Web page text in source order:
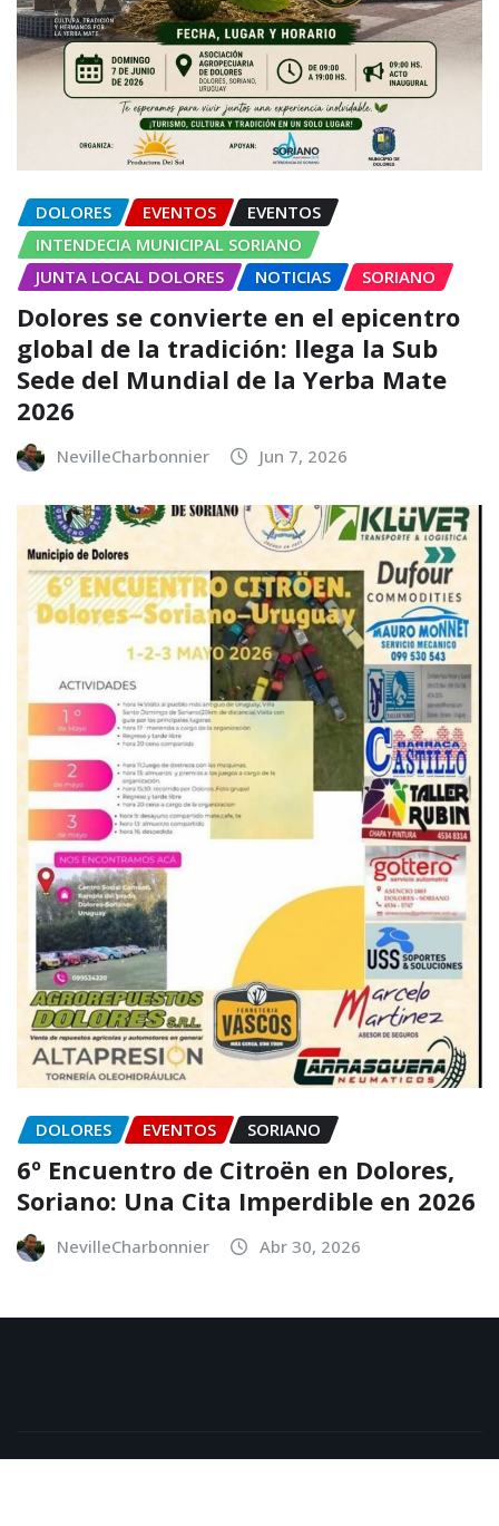
DOLORES EVENTOS
EVENTOS
INTENDECIA MUNICIPAL SORIANO
JUNTA LOCAL DOLORES
NOTICIAS SORIANO
Dolores se convierte en el epicentro
global de la tradición: llega la Sub
Sede del Mundial de la Yerba Mate
2026
NevilleCharbonnier Jun 7, 2026
DOLORES EVENTOS SORIANO
6º Encuentro de Citroën en Dolores,
Soriano: Una Cita Imperdible en 2026
NevilleCharbonnier Abr 30, 2026